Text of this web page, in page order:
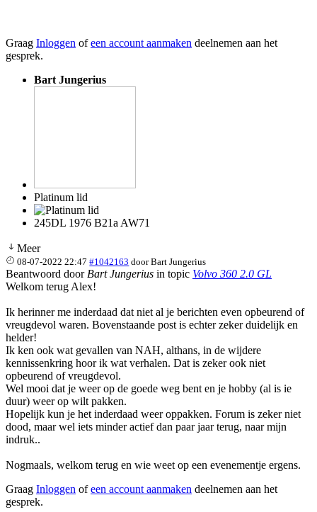
Graag Inloggen ofeen account aanmaken deelnemen aan het
gesprek.
Bart Jungerius
Platinum lid
245DL 1976 B21a AW71
Meer
08-07-2022 22:47 #1042163 doorBart Jungerius
Beantwoord door Bart Jungerius in topic Volvo 360 2.0 GL
Welkom terug Alex!
Ik herinner me inderdaad dat niet al je berichten even opbeurend of
vreugdevol waren. Bovenstaande post is echter zeker duidelijk en
helder!
Ik ken ook wat gevallen van NAH, althans, in de wijdere
kennissenkring hoor ik wat verhalen. Dat is zeker ook niet
opbeurend of vreugdevol.
Wel mooi dat je weer op de goede weg bent en je hobby (al is ie
duur) weer op wilt pakken.
Hopelijk kun je het inderdaad weer oppakken. Forum is zeker niet
dood, maar wel iets minder actief dan paar jaar terug, naar mijn
indruk..
Nogmaals, welkom terug en wie weet op een evenementje ergens.
Graag Inloggen ofeen account aanmaken deelnemen aan het
gesprek.